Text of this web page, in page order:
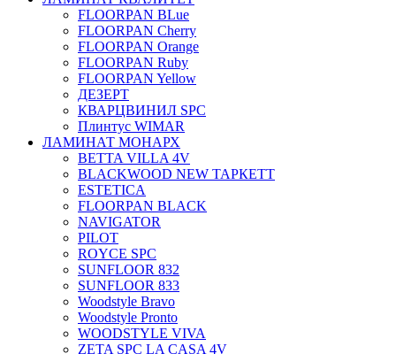
FLOORPAN BLue
FLOORPAN Cherry
FLOORPAN Orange
FLOORPAN Ruby
FLOORPAN Yellow
ДЕЗЕРТ
КВАРЦВИНИЛ SPC
Плинтус WIMAR
ЛАМИНАТ МОНАРХ
BETTA VILLA 4V
BLACKWOOD NEW ТАРКЕТТ
ESTETICA
FLOORPAN BLACK
NAVIGATOR
PILOT
ROYCE SPC
SUNFLOOR 832
SUNFLOOR 833
Woodstyle Bravo
Woodstyle Pronto
WOODSTYLE VIVA
ZETA SPC LA CASA 4V